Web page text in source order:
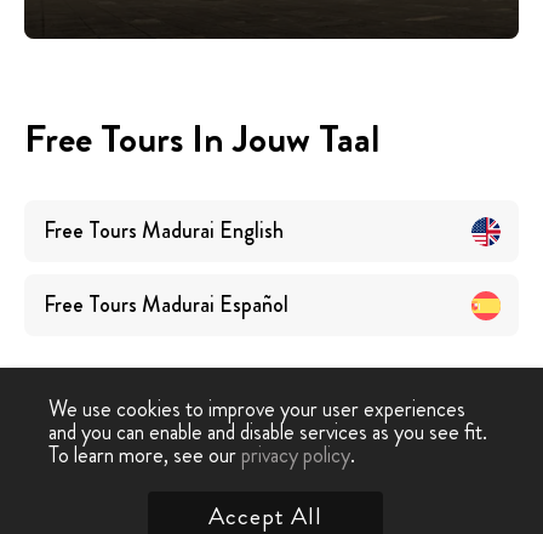
Free Tours In Jouw Taal
Free Tours Madurai English
Free Tours Madurai Español
Free Walking Tour › Madurai
We use cookies to improve your user experiences
and you can enable and disable services as you see fit.
To learn more, see ourprivacy policy.
Accept All